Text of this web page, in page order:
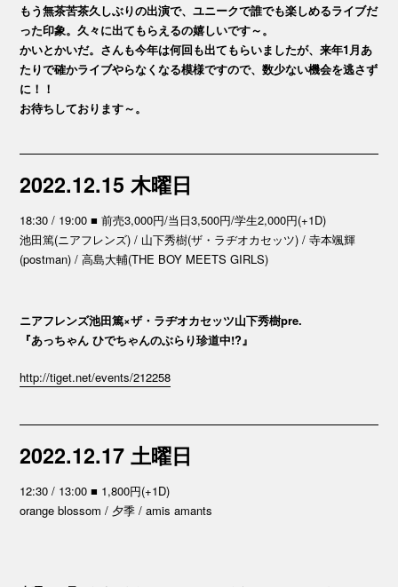
もう無茶苦茶久しぶりの出演で、ユニークで誰でも楽しめるライブだ
った印象。久々に出てもらえるの嬉しいです～。
かいとかいだ。さんも今年は何回も出てもらいましたが、来年1月あ
たりで確かライブやらなくなる模様ですので、数少ない機会を逃さず
に！！
お待ちしております～。
2022.12.15 木曜日
18:30 / 19:00 ■ 前売3,000円/当日3,500円/学生2,000円(+1D)
池田篤(ニアフレンズ) / 山下秀樹(ザ・ラヂオカセッツ) / 寺本颯輝
(postman) / 高島大輔(THE BOY MEETS GIRLS)
ニアフレンズ池田篤×ザ・ラヂオカセッツ山下秀樹pre.
『あっちゃん ひでちゃんのぶらり珍道中!?』
http://tiget.net/events/212258
2022.12.17 土曜日
12:30 / 13:00 ■ 1,800円(+1D)
orange blossom / 夕季 / amis amants